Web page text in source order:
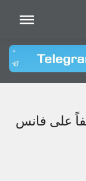
على فانس